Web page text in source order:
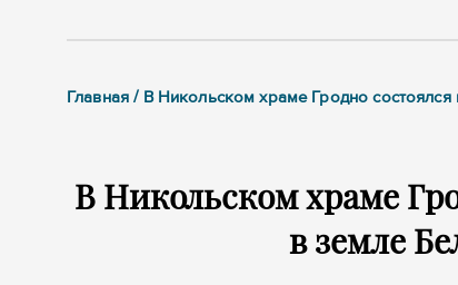
Главная / В Никольском храме Гродно
В Никольском храме
в земле